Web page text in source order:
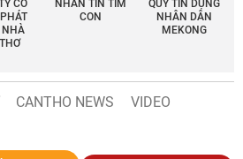
CỔ
NHÀ
NHẮN TIN TÌM
CON
QUỸ TÍN DỤNG
NHÂN DÂN
MEKONG
CANTHO NEWS
VIDEO